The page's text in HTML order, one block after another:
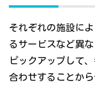
それぞれの施設に
るサービスなど異
ピックアップして
合わせすることか